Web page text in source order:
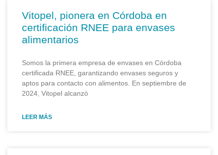
Vitopel, pionera en Córdoba en
certificación RNEE para envases
alimentarios
Somos la primera empresa de envases en Córdoba
certificada RNEE, garantizando envases seguros y
aptos para contacto con alimentos. En septiembre de
2024, Vitopel alcanzó
LEER MÁS